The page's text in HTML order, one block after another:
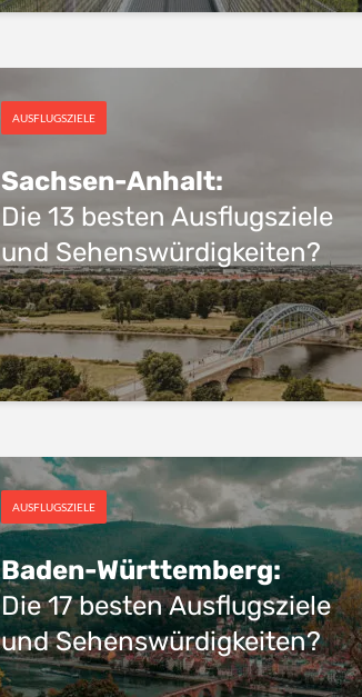
AUSFLUGSZIELE
Sachsen-Anhalt:
Die 13 besten Ausflugsziele
und Sehenswürdigkeiten?
AUSFLUGSZIELE
Baden-Württemberg:
Die 17 besten Ausflugsziele
und Sehenswürdigkeiten?